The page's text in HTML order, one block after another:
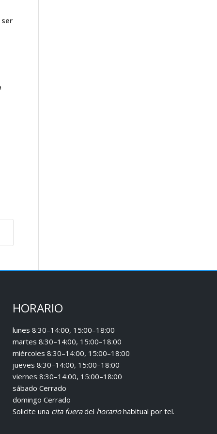
HORARIO
lunes 8:30–14:00, 15:00–18:00
martes 8:30–14:00, 15:00–18:00
miércoles 8:30–14:00, 15:00–18:00
jueves 8:30–14:00, 15:00–18:00
viernes 8:30–14:00, 15:00–18:00
sábado Cerrado
domingo Cerrado
Solicite una cita fueradel horariohabitual por tel.